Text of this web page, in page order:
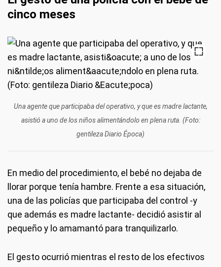
cinco meses
Una agente que participaba del operativo, y que es madre lactante,
asistió a uno de los niños alimentándolo en plena ruta. (Foto:
gentileza Diario Época)
En medio del procedimiento, el bebé no dejaba de
llorar porque tenía hambre. Frente a esa situación,
una de las policías que participaba del control -y
que además es madre lactante- decidió asistir al
pequeño y lo amamantó para tranquilizarlo.
El gesto ocurrió mientras el resto de los efectivos